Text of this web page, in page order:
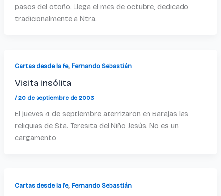
pasos del otoño. Llega el mes de octubre, dedicado
tradicionalmente a Ntra.
Cartas desde la fe, Fernando Sebastián
Visita insólita
/20 de septiembre de 2003
El jueves 4 de septiembre aterrizaron en Barajas las
reliquias de Sta. Teresita del Niño Jesús. No es un
cargamento
Cartas desde la fe, Fernando Sebastián